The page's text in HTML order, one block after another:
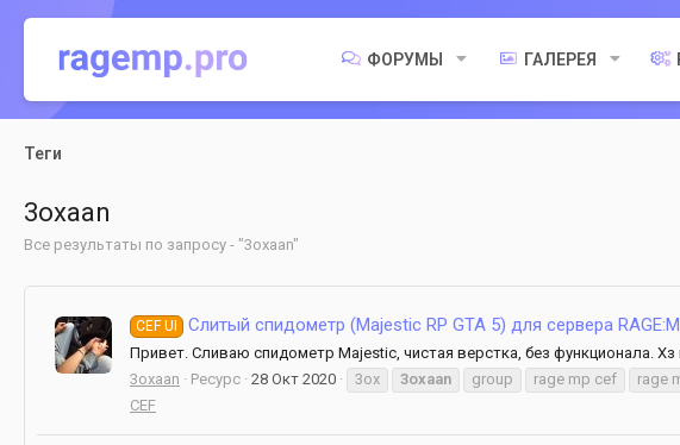
ФОРУМЫ ГАЛЕРЕЯ
Теги
3oxaan
Все результаты по запросу - "3oxaan"
CEF UI Слитый спидометр (Majestic RP GTA 5) для сервера
Привет. Сливаю спидометр Majestic, чистая верстка, без функционала.
3oxaan
Ресурс 28 Окт 2020 3ox 3oxaan group rage mp cef rage
CEF